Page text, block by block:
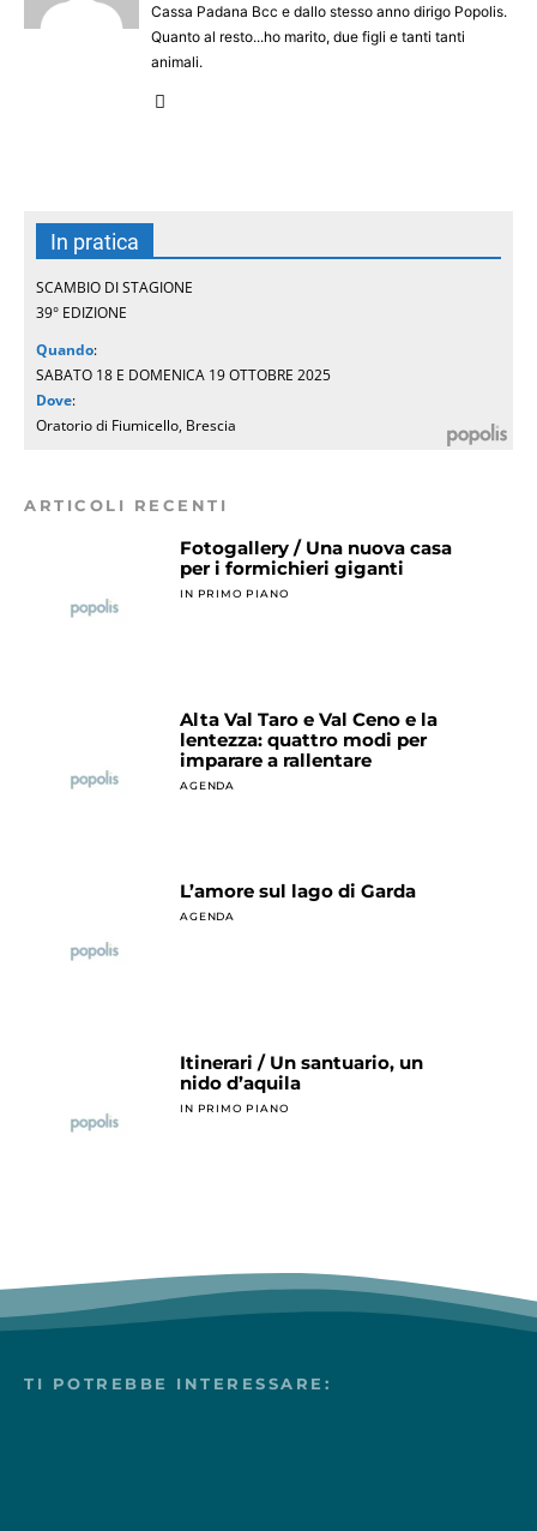
Cassa Padana Bcc e dallo stesso anno dirigo Popolis.
Quanto al resto...ho marito, due figli e tanti tanti
animali.
In pratica
SCAMBIO DI STAGIONE
39° EDIZIONE
Quando:
SABATO 18 E DOMENICA 19 OTTOBRE 2025
Dove:
Oratorio di Fiumicello, Brescia
ARTICOLI RECENTI
Fotogallery / Una nuova casa
per i formichieri giganti
IN PRIMO PIANO
Alta Val Taro e Val Ceno e la
lentezza: quattro modi per
imparare a rallentare
AGENDA
L’amore sul lago di Garda
AGENDA
Itinerari / Un santuario, un
nido d’aquila
IN PRIMO PIANO
TI POTREBBE INTERESSARE: